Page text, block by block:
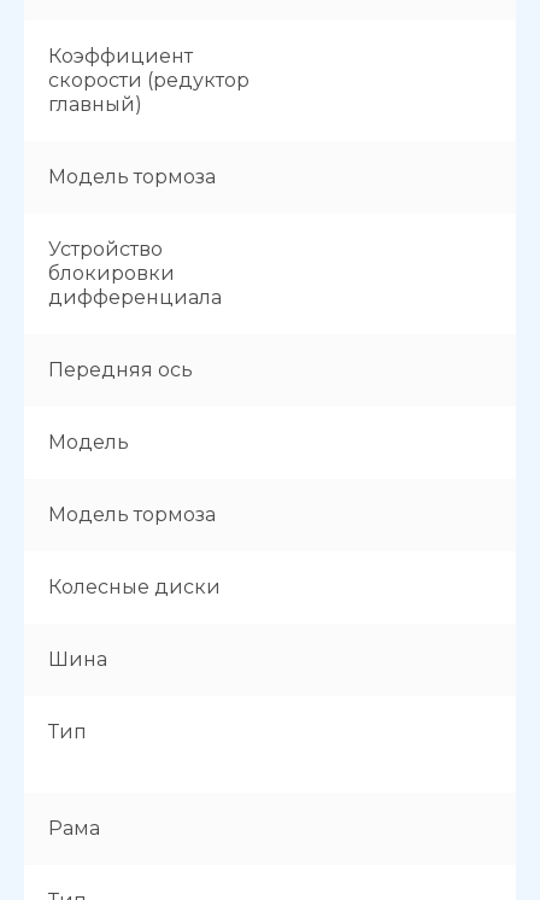
Коэффициент
скорости (редуктор
главный)
Модель тормоза
Устройство
блокировки
дифференциала
Передняя ось
Модель
Модель тормоза
Колесные диски
Шина
Тип
Рама